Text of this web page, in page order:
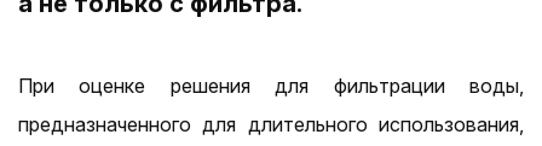
При оценке решения для фильтрации воды,
предназначенного для длительного использования,